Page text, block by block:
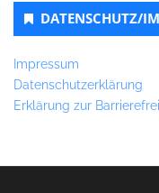
DATENSCHUTZ/
Impressum
Datenschutzerklärung
Erklärung zur